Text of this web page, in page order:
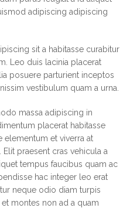
adipiscing adipiscing
sit a habitasse curabitur
Leo duis lacinia placerat
posuere parturient inceptos
vestibulum quam a urna.
massa adipiscing in
placerat habitasse
elementum et viverra at
praesent cras vehicula a
tempus faucibus quam ac
hac integer leo erat
neque odio diam turpis
montes non ad a quam